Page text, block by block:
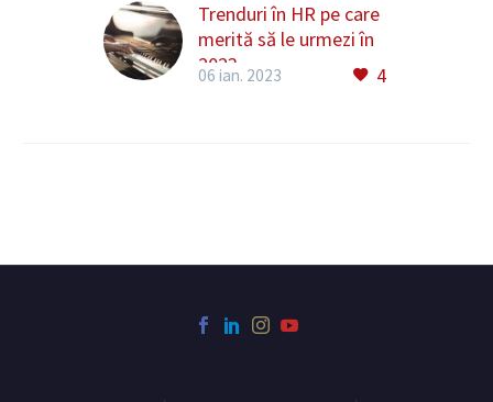
Trenduri în HR pe care
merită să le urmezi în
2023
Am încheiat un an bun
mari platforme de…
4
06 ian. 2023